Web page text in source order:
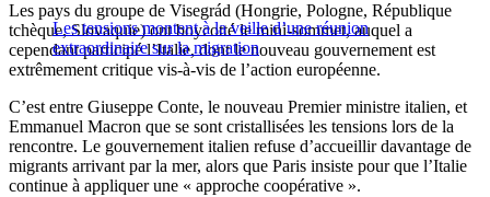
Les tensions montent à la veille d’une réunion
extraordinaire sur la migration
Les pays du groupe de Visegrád (Hongrie, Pologne, République
tchèque, Slovaquie) ont boycotté le mini-sommet, auquel a
cependant participé l’Italie, dont le nouveau gouvernement est
extrêmement critique vis-à-vis de l’action européenne.
C’est entre Giuseppe Conte, le nouveau Premier ministre italien, et
Emmanuel Macron que se sont cristallisées les tensions lors de la
rencontre. Le gouvernement italien refuse d’accueillir davantage de
migrants arrivant par la mer, alors que Paris insiste pour que l’Italie
continue à appliquer une « approche coopérative ».